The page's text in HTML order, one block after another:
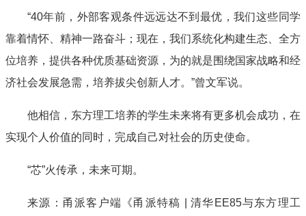
“40年前，外部客观条件远远达不到最优，我们这些同学
靠着情怀、精神一路奋斗；现在，我们系统化构建生态、全方
位培养，提供各种优质基础资源，为的就是围绕国家战略和经
济社会发展急需，培养拔尖创新人才。”曾文军说。
他相信，东方理工培养的学生未来将有更多机会成功，在
实现个人价值的同时，完成自己对社会的历史使命。
“芯”火传承，未来可期。
来源：甬派客户端《甬派特稿 | 清华EE85与东方理工